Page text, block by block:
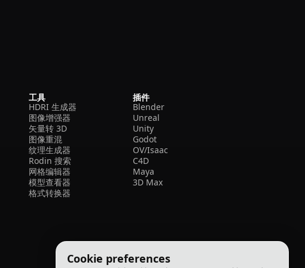
Cookie preferences
工具
HDRI 生成器
图像增强器
矢量转 3D
图像重混
纹理生成器
Rodin 搜索
网格编辑器
模型查看器
格式转换器
插件
Blender
Unreal
Unity
Godot
OV/Isaac
C4D
Maya
3D Max